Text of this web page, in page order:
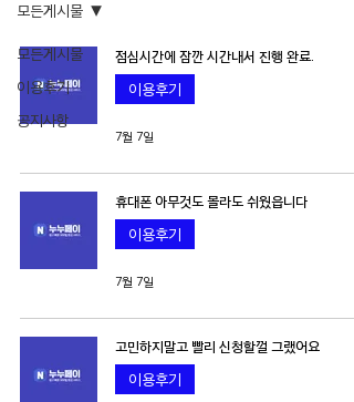
모든게시물
이용후기
공지사항
모든게시물
점심시간에 잠깐 시간내서 진행 완료.
이용후기
7월 7일
휴대폰 아무것도 몰라도 쉬웠읍니다
이용후기
7월 7일
고민하지말고 빨리 신청할껄 그랬어요
이용후기